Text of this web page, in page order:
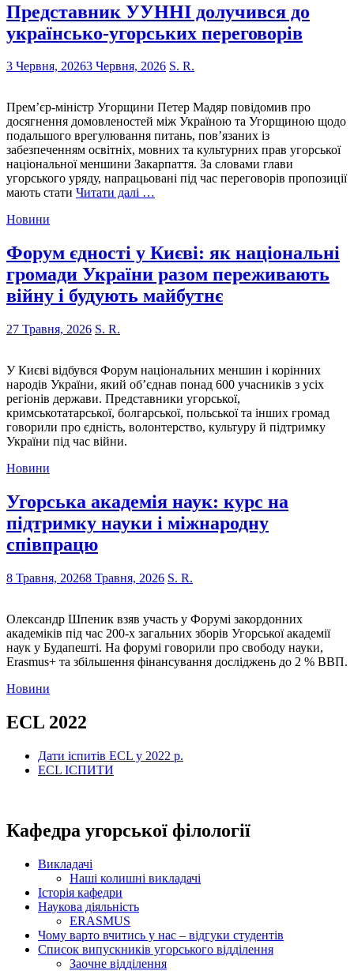
Представник УУННІ долучився до
українсько-угорських переговорів
3 Червня, 20263 Червня, 2026 S. R.
Прем’єр-міністр Угорщини Петер Мадяр повідомив про
досягнення домовленостей між Україною та Угорщиною щодо
подальшого врегулювання питань, пов’язаних із
забезпеченням освітніх, мовних та культурних прав угорської
національної меншини Закарпаття. За словами глави
угорського уряду, напрацьовані під час переговорів пропозиції
мають стати Читати далі …
Новини
Форум єдності у Києві: як національні
громади України разом переживають
війну і будують майбутнє
27 Травня, 2026 S. R.
У Києві відбувся Форум національних меншин і корінних
народів України, який об’єднав понад 600 учасників з усіх
регіонів держави. Представники угорської,
кримськотатарської, болгарської, польської та інших громад
говорили про єдність, волонтерство, культуру й підтримку
України під час війни.
Новини
Угорська академія наук: курс на
підтримку науки і міжнародну
співпрацю
8 Травня, 20268 Травня, 2026 S. R.
Олександр Шпеник взяв участь у Форумі закордонних
академіків під час 200-х загальних зборів Угорської академії
наук у Будапешті. На форумі говорили про свободу науки,
Erasmus+ та збільшення фінансування досліджень до 2 % ВВП.
Новини
ECL 2022
Дати іспитів ECL у 2022 р.
ECL ІСПИТИ
Кафедра угорської філології
Викладачі
Наші колишні викладачі
Історія кафедри
Наукова діяльність
ERASMUS
Чому варто вчитись у нас – відгуки студентів
Список випускників угорського відділення
Заочне відділення